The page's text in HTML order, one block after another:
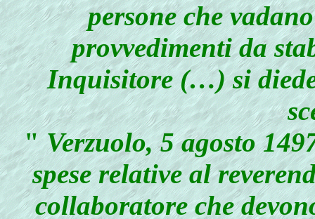
persone che
provvedimenti da
Inquisitore (…) si
"Verzuolo, 5 agosto
spese relative al
collaboratore che